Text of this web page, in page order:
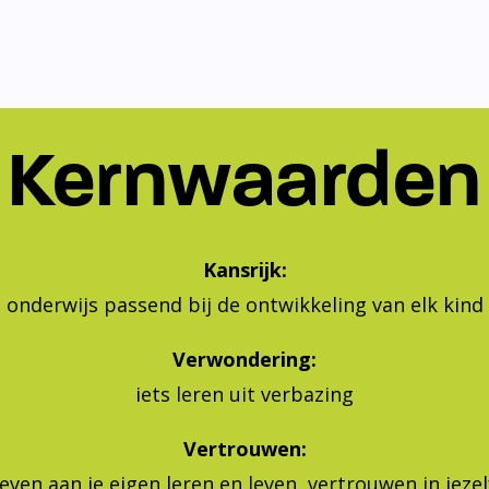
Kernwaarden
Kansrijk:
onderwijs passend bij de ontwikkeling van elk kind
Verwondering:
iets leren uit verbazing
Vertrouwen:
aan je eigen leren en leven, vertrouwen in